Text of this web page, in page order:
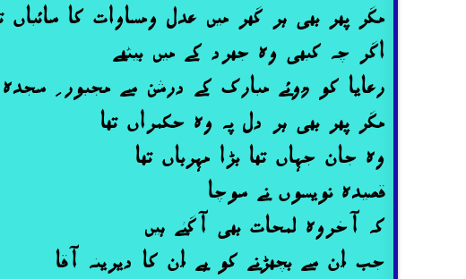
مگر پھر بھی ہر گھر میں عدل ومساوات کا سائباں
اگر چہ کبھی وہ جھرد کے میں بیٹھے
رعایا کو رُوئے مبارک کے درشن سے مجبور ِ سجدہ
مگر پھر بھی ہر دل پہ وہ حکمراں تھا
وہ جان جہاں تھا بڑا مہرباں تھا
قصیدہ نویسوں نے سوچا
کہ آخروہ لمحات بھی آگئے ہیں
جب اُن سے بچھڑنے کو ہے اُن کا دیرینہ آقا